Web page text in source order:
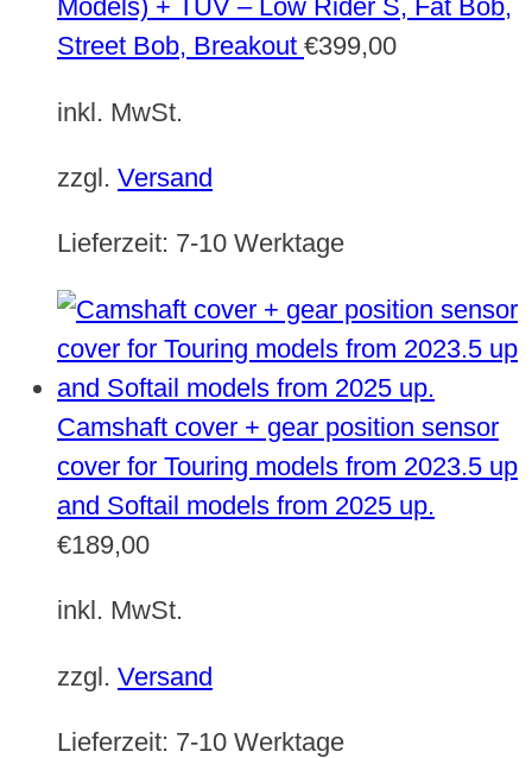
Models) + TÜV – Low Rider S, Fat Bob,
Street Bob, Breakout €399,00
inkl. MwSt.
zzgl. Versand
Lieferzeit: 7-10 Werktage
Camshaft cover + gear position sensor
cover for Touring models from 2023.5 up
and Softail models from 2025 up.
€189,00
inkl. MwSt.
zzgl. Versand
Lieferzeit: 7-10 Werktage